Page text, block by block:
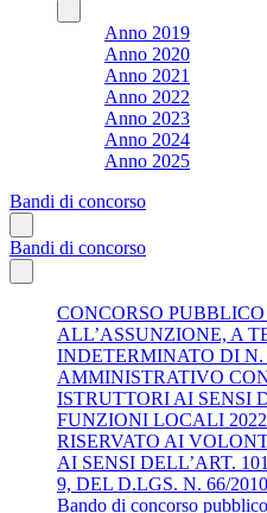
Anno 2019
Anno 2020
Anno 2021
Anno 2022
Anno 2023
Anno 2024
Anno 2025
Bandi di concorso
Bandi di concorso
CONCORSO
ALL’ASSUNZIONE, A
INDETERMINATO DI N.
AMMINISTRATIVO
ISTRUTTORI AI SENSI
FUNZIONI LOCALI
RISERVATO AI
AI SENSI DELL’ART.
9, DEL D.LGS. N. 66/2010
Bando di concorso